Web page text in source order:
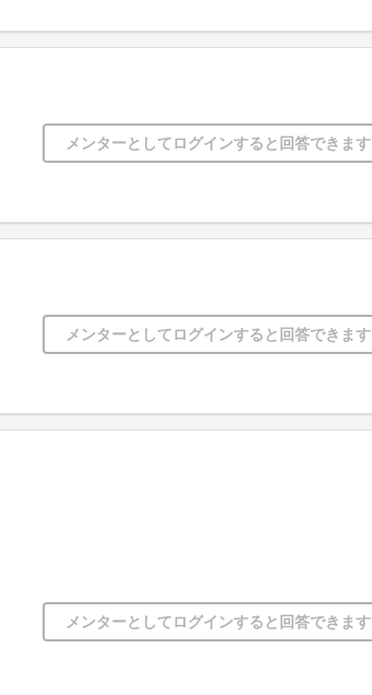
メンターとしてログインすると回答できます
メンターとしてログインすると回答できます
メンターとしてログインすると回答できます